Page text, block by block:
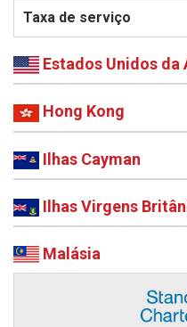
Estados Unidos da
Hong Kong
Ilhas Cayman
Ilhas Virgens
Malásia